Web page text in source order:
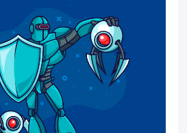
статья
Они должны побуждать
и переходить на страницу.